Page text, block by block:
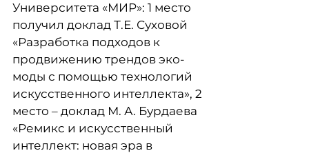
Университета «МИР»: 1 место
получил доклад Т.Е. Суховой
«Разработка подходов к
продвижению трендов эко-
моды с помощью технологий
искусственного интеллекта», 2
место ‒ доклад М. А. Бурдаева
«Ремикс и искусственный
интеллект: новая эра в